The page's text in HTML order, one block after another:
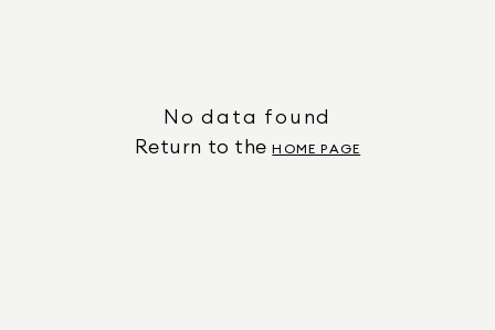
No data found
Return to the HOME PAGE